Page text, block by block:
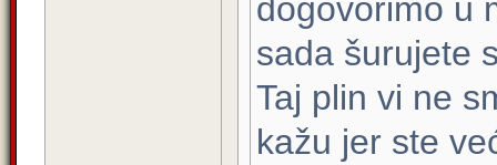
dogovorimo u
sada šurujete
Taj plin vi ne
kažu jer ste